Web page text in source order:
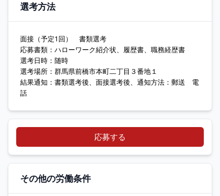
選考方法
面接（予定1回） 書類選考
応募書類：ハローワーク紹介状、履歴書、職務経歴書
選考日時：随時
選考場所：群馬県前橋市本町二丁目３番地１
結果通知：書類選考後、面接選考後、通知方法：郵送 電
話
応募する
その他の労働条件